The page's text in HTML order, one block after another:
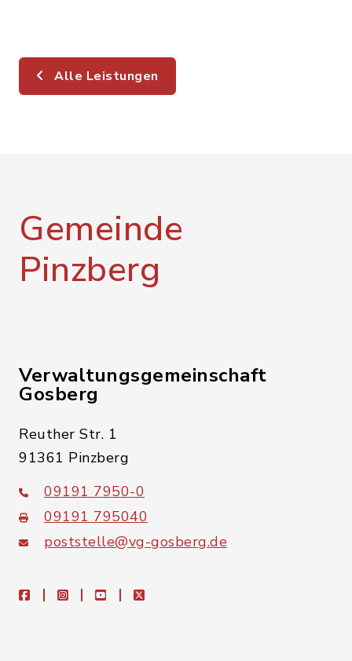
Alle Leistungen
Gemeinde
Pinzberg
Verwaltungsgemeinschaft
Gosberg
Reuther Str. 1
91361 Pinzberg
09191 7950-0
09191 795040
poststelle@vg-gosberg.de
facebookinstagramyoutubeX